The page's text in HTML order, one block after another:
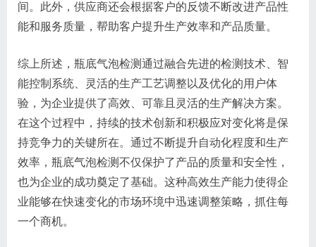
间。此外，供应商还会根据客户的反馈不断改进产品性
能和服务质量，帮助客户提升生产效率和产品质量。
综上所述，瓶底气泡检测通过融合先进的检测技术、智
能控制系统、灵活的生产工艺调整以及优化的用户体
验，为企业提供了高效、可靠且灵活的生产解决方案。
在这个过程中，持续的技术创新和积极应对变化将是保
持竞争力的关键所在。通过不断提升自动化程度和生产
效率，瓶底气泡检测不仅保护了产品的质量和安全性，
也为企业的成功奠定了基础。这种高效生产能力使得企
业能够在快速变化的市场环境中迅速调整策略，抓住每
一个商机。